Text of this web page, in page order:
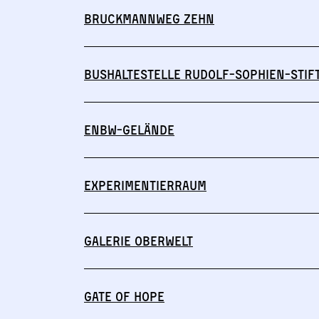
Bruckmannweg Zehn
Bushaltestelle Rudolf-Sophien-
ENBW-Gelände
Experimentierraum
Galerie Oberwelt
Gate of Hope